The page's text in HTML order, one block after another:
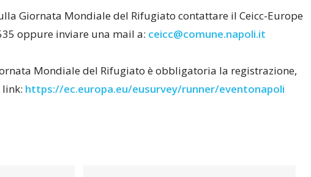
Giornata Mondiale del Rifugiato contattare il Ceicc-Europe
oppure inviare una mail a: ceicc@comune.napoli.it
Mondiale del Rifugiato è obbligatoria la registrazione,
https://ec.europa.eu/eusurvey/runner/eventonapoli